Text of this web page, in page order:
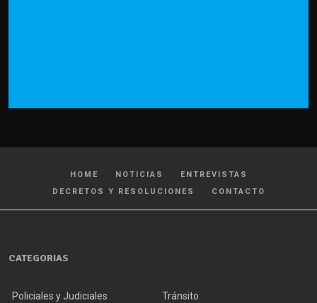
HOME NOTICIAS
ENTREVISTAS
DECRETOS Y RESOLUCIONES
CONTACTO
CATEGORIAS
Policiales y Judiciales Tránsito